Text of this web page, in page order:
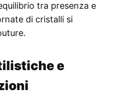
tra presenza e
di cristalli si
e